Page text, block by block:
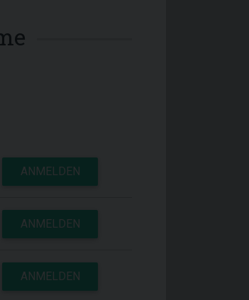
ANMELDEN
ANMELDEN
ANMELDEN